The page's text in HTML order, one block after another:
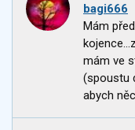
bagi666
Mám
mám ve
(spoustu
abych